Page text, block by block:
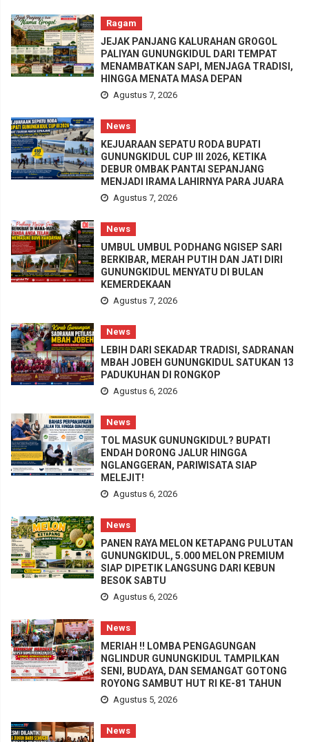
Ragam
JEJAK PANJANG KALURAHAN GROGOL
PALIYAN GUNUNGKIDUL DARI TEMPAT
MENAMBATKAN SAPI, MENJAGA TRADISI,
HINGGA MENATA MASA DEPAN
Agustus 7, 2026
News
KEJUARAAN SEPATU RODA BUPATI
GUNUNGKIDUL CUP III 2026, KETIKA
DEBUR OMBAK PANTAI SEPANJANG
MENJADI IRAMA LAHIRNYA PARA JUARA
Agustus 7, 2026
News
UMBUL UMBUL PODHANG NGISEP SARI
BERKIBAR, MERAH PUTIH DAN JATI DIRI
GUNUNGKIDUL MENYATU DI BULAN
KEMERDEKAAN
Agustus 7, 2026
News
LEBIH DARI SEKADAR TRADISI, SADRANAN
MBAH JOBEH GUNUNGKIDUL SATUKAN 13
PADUKUHAN DI RONGKOP
Agustus 6, 2026
News
TOL MASUK GUNUNGKIDUL? BUPATI
ENDAH DORONG JALUR HINGGA
NGLANGGERAN, PARIWISATA SIAP
MELEJIT!
Agustus 6, 2026
News
PANEN RAYA MELON KETAPANG PULUTAN
GUNUNGKIDUL, 5.000 MELON PREMIUM
SIAP DIPETIK LANGSUNG DARI KEBUN
BESOK SABTU
Agustus 6, 2026
News
MERIAH !! LOMBA PENGAGUNGAN
NGLINDUR GUNUNGKIDUL TAMPILKAN
SENI, BUDAYA, DAN SEMANGAT GOTONG
ROYONG SAMBUT HUT RI KE-81 TAHUN
Agustus 5, 2026
News